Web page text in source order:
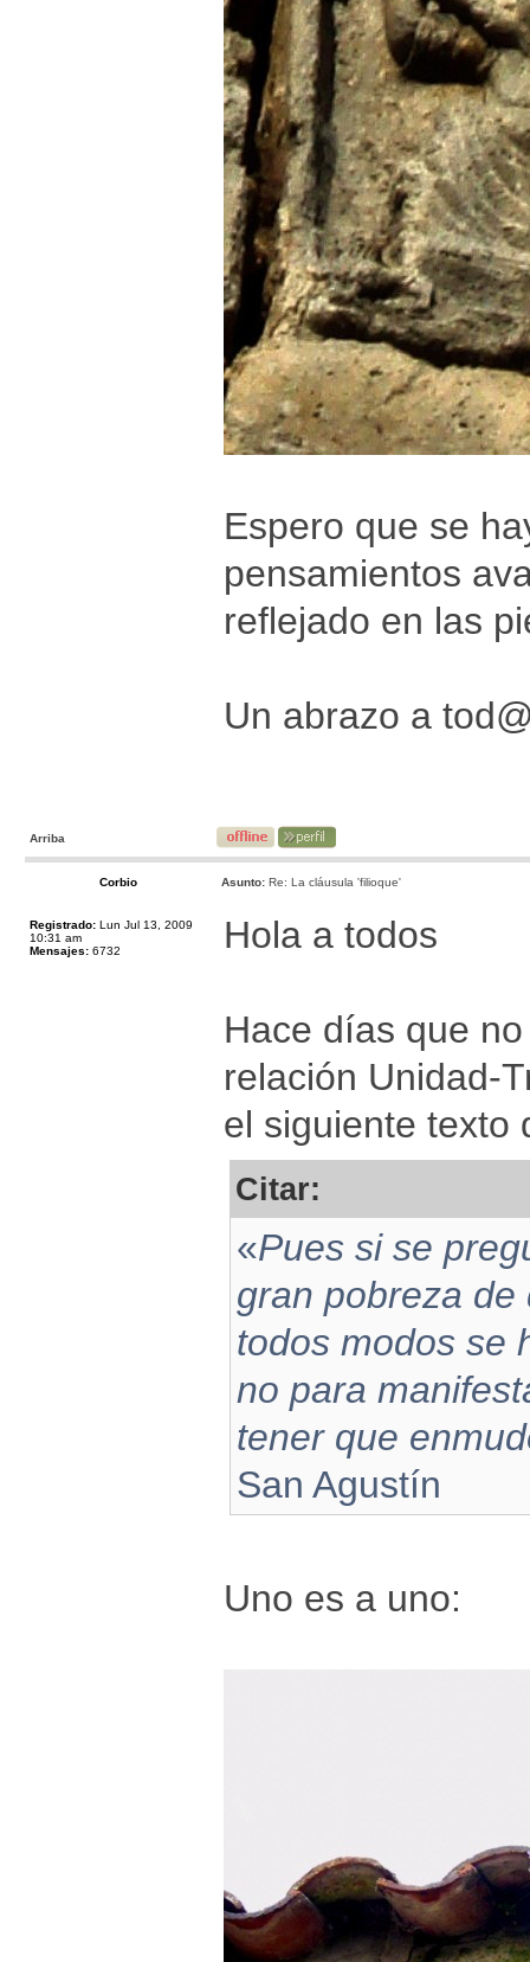
Espero que se
pensamientos
reflejado en las
Un abrazo a
Arriba
Corbio Asunto: Re: La cláusula 'filioque'
Registrado: Lun Jul 13, 2009
10:31 am
Mensajes: 6732 Hola a todos
Hace días que
relación Unidad-
el siguiente texto
Citar:
«Pues si se
gran pobreza
todos modos se
no para
tener que
San Agustín
Uno es a uno: